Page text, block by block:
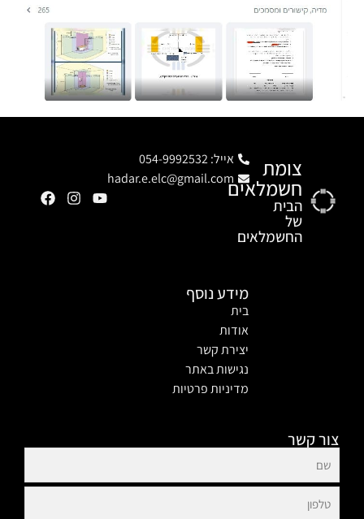
צומת
חשמלאים
הבית
של
החשמלאים
אייל: 054-9992532
hadar.e.elc@gmail.com
מידע נוסף
בית
אודות
יצירת קשר
נגישות באתר
מדיניות פרטיות
צור קשר